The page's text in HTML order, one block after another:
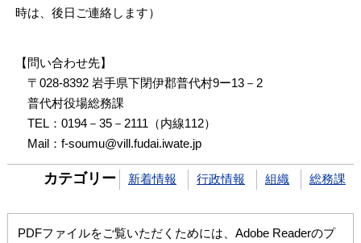
時は、後日ご連絡します）
【問い合わせ先】
〒028-8392 岩手県下閉伊郡普代村9ー13－2
普代村役場総務課
TEL：0194－35－2111（内線112）
Mail：f-soumu@vill.fudai.iwate.jp
カテゴリー 新着情報 行政情報 組織 総務課
PDFファイルをご覧いただくためには、Adobe Readerのプ